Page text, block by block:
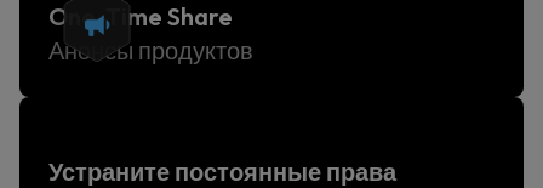
One-Time Share
Анонсы продуктов
Устраните постоянные права